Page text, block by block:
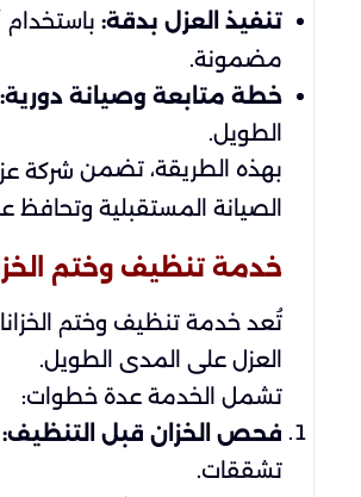
تنفيذ العزل بدقة: باستخدام
مضمونة.
خطة متابعة وصيانة دورية:
الطويل.
بهذه الطريقة، تضمن شركة
الصيانة المستقبلية وتحافظ
خدمة تنظيف وختم
تُعد خدمة تنظيف وختم
العزل على المدى الطويل.
تشمل الخدمة عدة خطوات:
فحص الخزان قبل التنظيف:
تشققات.